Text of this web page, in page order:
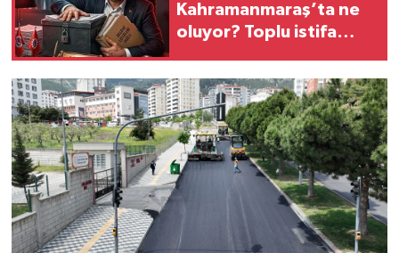
Kahramanmaraş’ta ne
oluyor? Toplu istifa
tartışmaları ve sendikal
huzursuzluk gündemde